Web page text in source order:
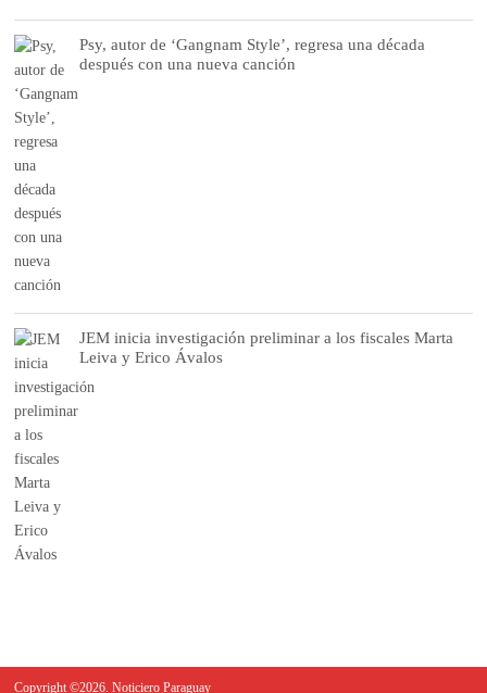
Psy, autor de ‘Gangnam Style’, regresa una década
después con una nueva canción
JEM inicia investigación preliminar a los fiscales Marta
Leiva y Erico Ávalos
Copyright ©2026. Noticiero Paraguay